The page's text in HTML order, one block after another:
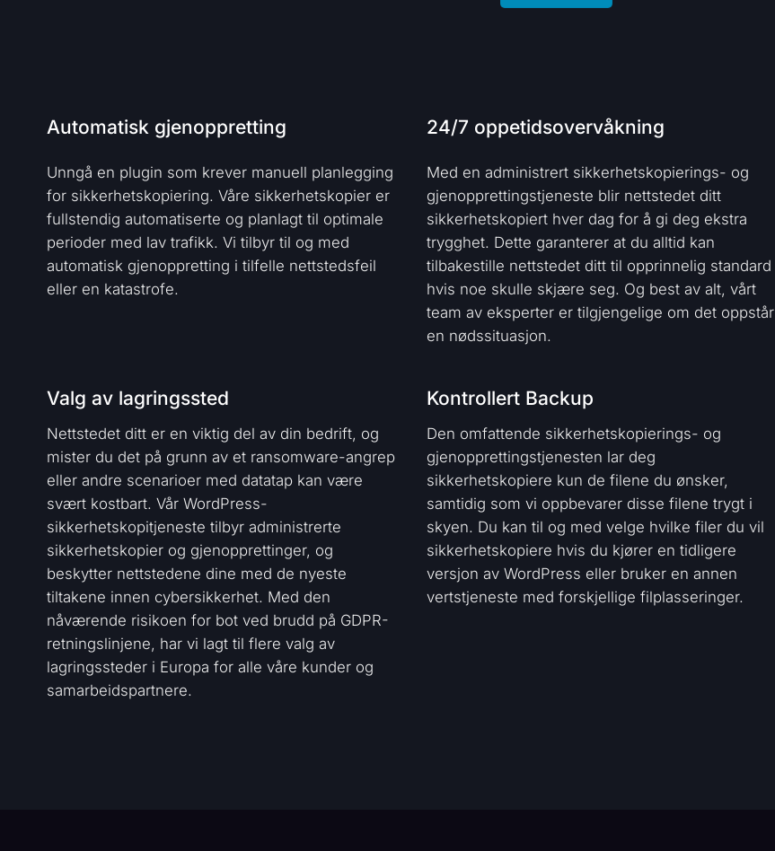
Automatisk gjenoppretting
Unngå en plugin som krever manuell planlegging
for sikkerhetskopiering. Våre sikkerhetskopier er
fullstendig automatiserte og planlagt til optimale
perioder med lav trafikk. Vi tilbyr til og med
automatisk gjenoppretting i tilfelle nettstedsfeil
eller en katastrofe.
24/7 oppetidsovervåkning
Med en administrert sikkerhetskopierings- og
gjenopprettingstjeneste blir nettstedet ditt
sikkerhetskopiert hver dag for å gi deg ekstra
trygghet. Dette garanterer at du alltid kan
tilbakestille nettstedet ditt til opprinnelig standard
hvis noe skulle skjære seg. Og best av alt, vårt
team av eksperter er tilgjengelige om det oppstår
en nødssituasjon.
Valg av lagringssted
Nettstedet ditt er en viktig del av din bedrift, og
mister du det på grunn av et ransomware-angrep
eller andre scenarioer med datatap kan være
svært kostbart. Vår WordPress-
sikkerhetskopitjeneste tilbyr administrerte
sikkerhetskopier og gjenopprettinger, og
beskytter nettstedene dine med de nyeste
tiltakene innen cybersikkerhet. Med den
nåværende risikoen for bot ved brudd på GDPR-
retningslinjene, har vi lagt til flere valg av
lagringssteder i Europa for alle våre kunder og
samarbeidspartnere.
Kontrollert Backup
Den omfattende sikkerhetskopierings- og
gjenopprettingstjenesten lar deg
sikkerhetskopiere kun de filene du ønsker,
samtidig som vi oppbevarer disse filene trygt i
skyen. Du kan til og med velge hvilke filer du vil
sikkerhetskopiere hvis du kjører en tidligere
versjon av WordPress eller bruker en annen
vertstjeneste med forskjellige filplasseringer.